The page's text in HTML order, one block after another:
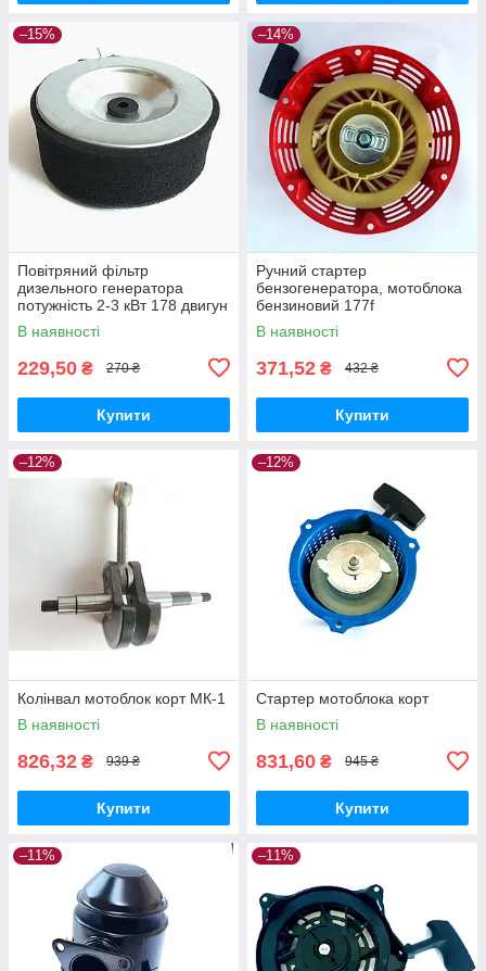
–15%
Повітряний фільтр
дизельного генератора
потужність 2-3 кВт 178 двигун
В наявності
229,50 ₴ 270 ₴
Купити
–14%
Ручний стартер
бензогенератора, мотоблока
бензиновий 177f
В наявності
371,52 ₴ 432 ₴
Купити
–12%
Колінвал мотоблок корт МК-1
В наявності
826,32 ₴ 939 ₴
Купити
–12%
Стартер мотоблока корт
В наявності
831,60 ₴ 945 ₴
Купити
–11% –11%